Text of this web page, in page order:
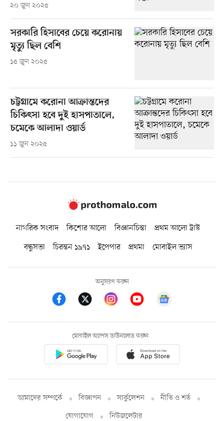
২০ জুন ২০২৫
সরকারি হিসাবের চেয়ে করোনায়
মৃত্যু ছিল বেশি
১৫ জুন ২০২৫
চট্টগ্রামে করোনা আক্রান্তদের
চিকিৎসা হবে দুই হাসপাতালে,
চমেকে আলাদা ওয়ার্ড
১১ জুন ২০২৫
নাগরিক সংবাদ কিশোর আলো বিজ্ঞানচিন্তা
প্রথম আলো ট্রাস্ট
বন্ধুসভা
চিরন্তন ১৯৭১ ইপেপার প্রথমা মোবাইল ভ্যাস
অনুসরণ করুন
মোবাইল অ্যাপস ডাউনলোড করুন
আমাদের সম্পর্কে বিজ্ঞাপন সার্কুলেশন
নীতি ও শর্ত
যোগাযোগ
নিউজলেটার